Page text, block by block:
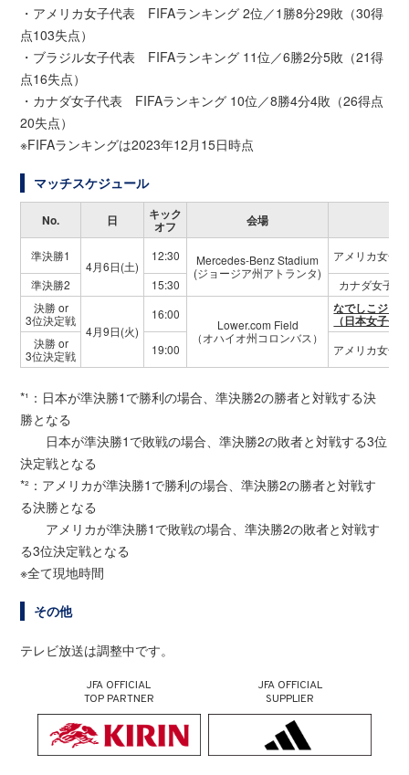
・アメリカ女子代表 FIFAランキング 2位／1勝8分29敗（30得
点103失点）
・ブラジル女子代表 FIFAランキング 11位／6勝2分5敗（21得
点16失点）
・カナダ女子代表 FIFAランキング 10位／8勝4分4敗（26得点
20失点）
※FIFAランキングは2023年12月15日時点
マッチスケジュール
No. 日 キック
オフ 会場
準決勝1
4月6日(土)
12:30
Mercedes-Benz Stadium
(ジョージア州アトランタ)
アメリカ女子
準決勝2
15:30
カナダ女子代
決勝 or
3位決定戦
4月9日(火)
16:00
Lower.com Field
（オハイオ州コロンバス）
なでしこジャ
（日本女子代
決勝 or
3位決定戦
19:00 アメリカ女子
*¹：日本が準決勝1で勝利の場合、準決勝2の勝者と対戦する決
勝となる
日本が準決勝1で敗戦の場合、準決勝2の敗者と対戦する3位
決定戦となる
*²：アメリカが準決勝1で勝利の場合、準決勝2の勝者と対戦す
る決勝となる
アメリカが準決勝1で敗戦の場合、準決勝2の敗者と対戦す
る3位決定戦となる
※全て現地時間
その他
テレビ放送は調整中です。
JFA OFFICIAL
TOP PARTNER
JFA OFFICIAL
SUPPLIER